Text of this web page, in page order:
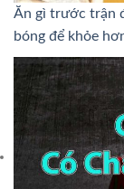
Ăn gì trước trận
bóng để khỏe